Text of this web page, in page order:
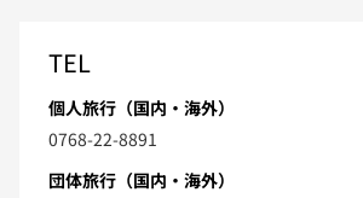
TEL
個人旅行（国内・海外）
0768-22-8891
団体旅行（国内・海外）